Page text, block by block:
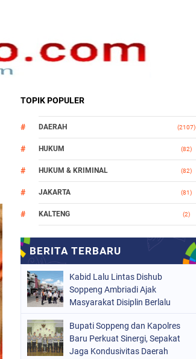
TOPIK POPULER
DAERAH (2107)
HUKUM (82)
HUKUM & KRIMINAL (82)
JAKARTA (81)
KALTENG (2)
MAKASSAR
(1021)
ORGANISASI
PERISTIWA
POLITIK (220)
POLRI
Kabid Lalu Lintas Dishub
Soppeng Ambriadi Ajak
Masyarakat Disiplin Berlalu
Bupati Soppeng dan Kapolres
Baru Perkuat Sinergi, Sepakat
Jaga Kondusivitas Daerah